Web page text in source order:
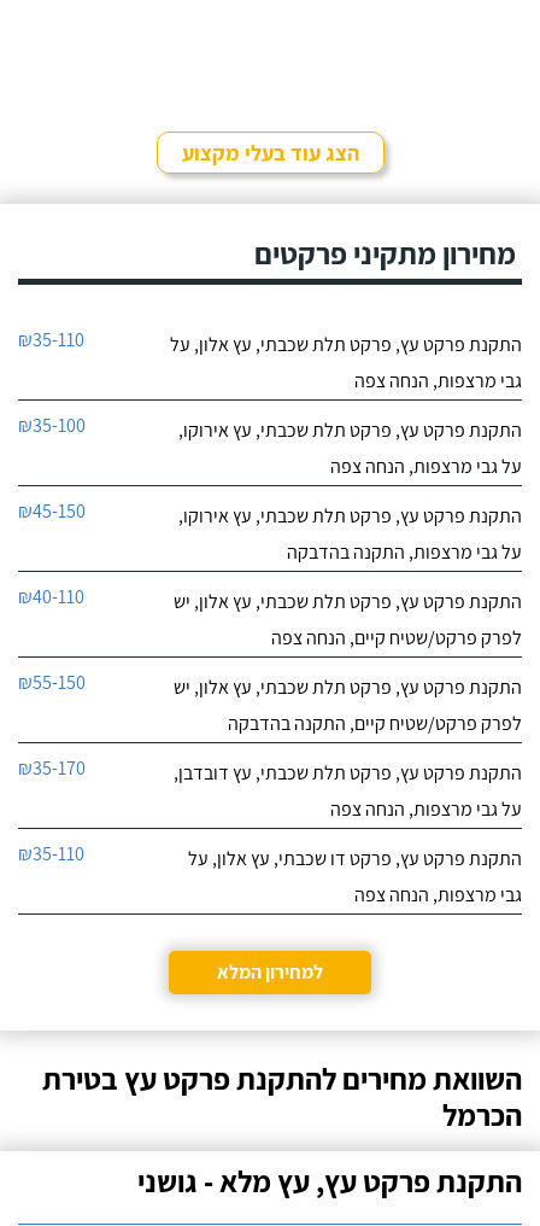
הצג עוד בעלי מקצוע
מחירון מתקיני פרקטים
התקנת פרקט עץ, פרקט תלת שכבתי, עץ אלון, על
גבי מרצפות, הנחה צפה
₪35-110
התקנת פרקט עץ, פרקט תלת שכבתי, עץ אירוקו,
על גבי מרצפות, הנחה צפה
₪35-100
התקנת פרקט עץ, פרקט תלת שכבתי, עץ אירוקו,
על גבי מרצפות, התקנה בהדבקה
₪45-150
התקנת פרקט עץ, פרקט תלת שכבתי, עץ אלון, יש
לפרק פרקט/שטיח קיים, הנחה צפה
₪40-110
התקנת פרקט עץ, פרקט תלת שכבתי, עץ אלון, יש
לפרק פרקט/שטיח קיים, התקנה בהדבקה
₪55-150
התקנת פרקט עץ, פרקט תלת שכבתי, עץ דובדבן,
על גבי מרצפות, הנחה צפה
₪35-170
התקנת פרקט עץ, פרקט דו שכבתי, עץ אלון, על
גבי מרצפות, הנחה צפה
₪35-110
למחירון המלא
השוואת מחירים להתקנת פרקט עץ בטירת
הכרמל
התקנת פרקט עץ, עץ מלא - גושני